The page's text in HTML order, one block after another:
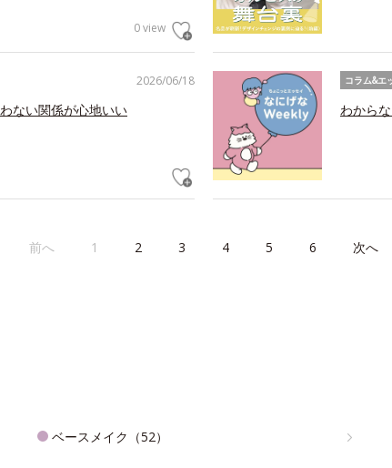
0 view
2026/06/18
ない関係が心地いい
コラム&エ
わから
前へ 1 2 3 4 5 6 次へ
ベースメイク（52）